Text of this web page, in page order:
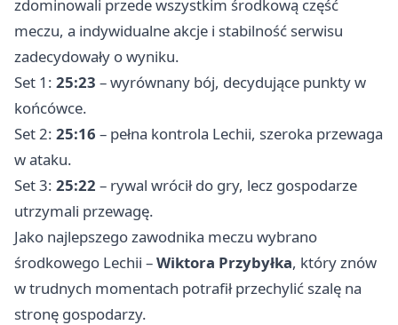
zdominowali przede wszystkim środkową część
meczu, a indywidualne akcje i stabilność serwisu
zadecydowały o wyniku.
Set 1: 25:23 – wyrównany bój, decydujące punkty w
końcówce.
Set 2: 25:16 – pełna kontrola Lechii, szeroka przewaga
w ataku.
Set 3: 25:22 – rywal wrócił do gry, lecz gospodarze
utrzymali przewagę.
Jako najlepszego zawodnika meczu wybrano
środkowego Lechii –Wiktora Przybyłka, który znów
w trudnych momentach potrafił przechylić szalę na
stronę gospodarzy.